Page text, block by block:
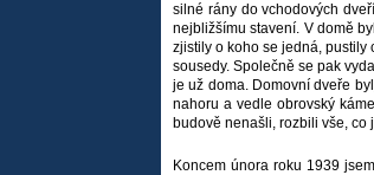
silné rány do vchodových
nejbližšímu stavení. V domě
zjistily o koho se jedná, pustily
sousedy. Společně se pak
je už doma. Domovní dveře
nahoru a vedle obrovský
budově nenašli, rozbili vše, co
Koncem února roku 1939